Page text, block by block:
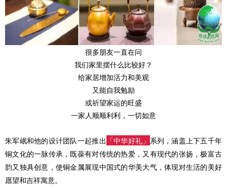
很多朋友一直在问
我们家里摆什么比较好？
给家居增加活力和美观
又能自我勉励
或祈望家运的旺盛
一家人顺顺利利，一切如意
朱军岷和他的设计团队一起推出 「中华好礼」 系列，涵盖上下五千年
铜文化的一脉传承，既葆有对传统的热爱，又有现代的张扬，极富古
韵又独具创意，使铜金属展现中国式的华美大气，体现对生活的美好
愿望和吉祥寓意。